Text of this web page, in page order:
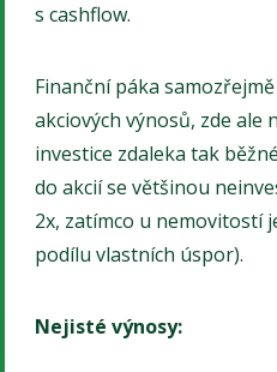
s cashflow.
Finanční páka
akciových výnosů, zde ale
investice zdaleka tak
do akcií se většinou
2x, zatímco u nemovitostí
podílu vlastních úspor).
Nejisté výnosy: